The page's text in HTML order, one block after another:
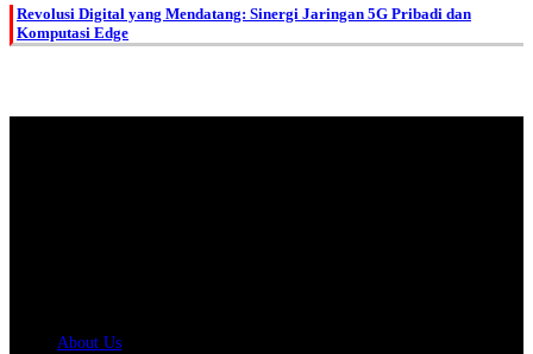
Revolusi Digital yang Mendatang: Sinergi Jaringan 5G Pribadi dan
Komputasi Edge
About Us